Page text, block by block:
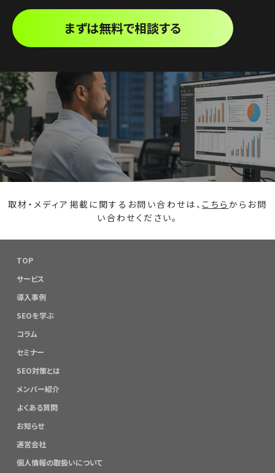
まずは無料で相談する
取材・メディア掲載に関するお問い合わせは、 こちら からお問
い合わせください。
TOP
サービス
導入事例
SEOを学ぶ
コラム
セミナー
SEO対策とは
メンバー紹介
よくある質問
お知らせ
運営会社
個人情報の取扱いについて